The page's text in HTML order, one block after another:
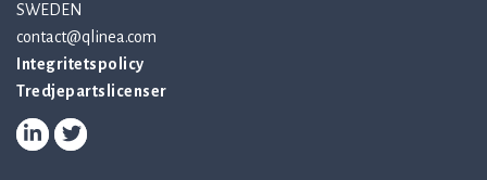
SWEDEN
contact@qlinea.com
Integritetspolicy
Tredjepartslicenser